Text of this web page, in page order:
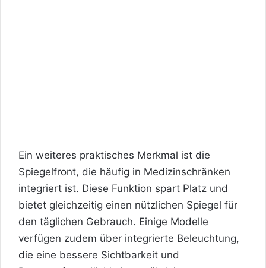
Ein weiteres praktisches Merkmal ist die
Spiegelfront, die häufig in Medizinschränken
integriert ist. Diese Funktion spart Platz und
bietet gleichzeitig einen nützlichen Spiegel für
den täglichen Gebrauch. Einige Modelle
verfügen zudem über integrierte Beleuchtung,
die eine bessere Sichtbarkeit und